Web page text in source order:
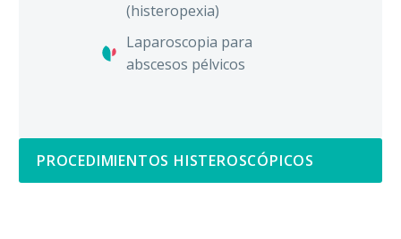
(histeropexia)
Laparoscopia para
abscesos pélvicos
PROCEDIMIENTOS HISTEROSCÓPICOS